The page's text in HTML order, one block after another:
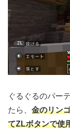
ぐるぐるのパー
たら、 金のリン
てZLボタンで使